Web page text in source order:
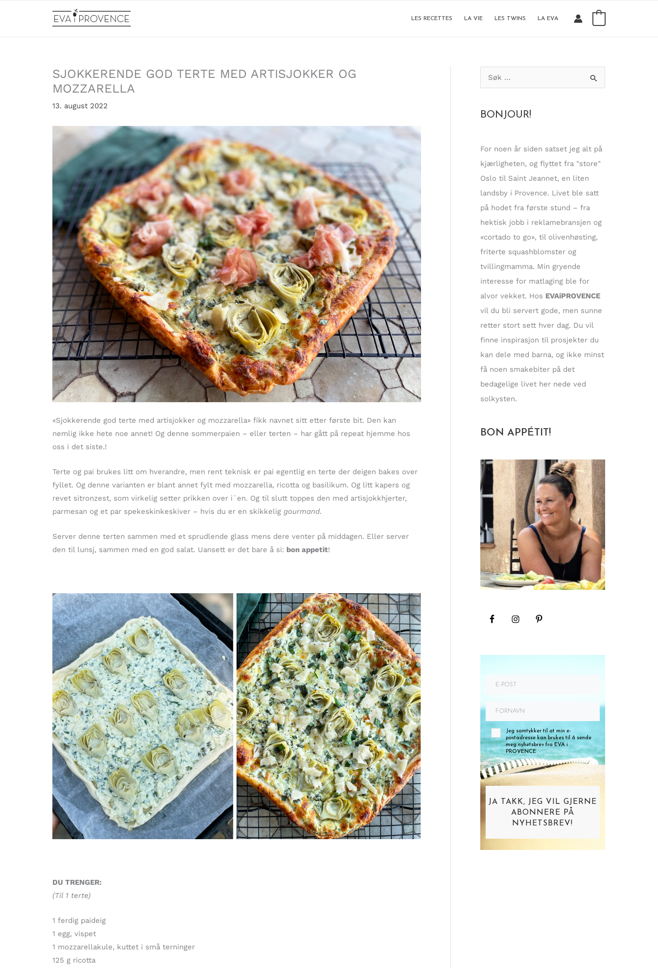
LES RECETTES LA VIE LES TWINS LA EVA
SJOKKERENDE GOD TERTE MED ARTISJOKKER OG
MOZZARELLA
13. august 2022
«Sjokkerende god terte med artisjokker og mozzarella» fikk navnet sitt etter første bit. Den kan
nemlig ikke hete noe annet! Og denne sommerpaien – eller terten – har gått på repeat hjemme hos
oss i det siste.!
Terte og pai brukes litt om hverandre, men rent teknisk er pai egentlig en terte der deigen bakes over
fyllet. Og denne varianten er blant annet fylt med mozzarella, ricotta og basilikum. Og litt kapers og
revet sitronzest, som virkelig setter prikken over i´en. Og til slutt toppes den med artisjokkhjerter,
parmesan og et par spekeskinkeskiver – hvis du er en skikkelig gourmand.
Server denne terten sammen med et sprudlende glass mens dere venter på middagen. Eller server
den til lunsj, sammen med en god salat. Uansett er det bare å si: bon appetit!
DU TRENGER:
(Til 1 terte)
1 ferdig paideig
1 egg, vispet
1 mozzarellakule, kuttet i små terninger
125 g ricotta
ø
e
t
e
r
:
BONJOUR!
For noen år siden satset jeg alt på
kjærligheten, og flyttet fra "store"
Oslo til Saint Jeannet, en liten
landsby i Provence. Livet ble satt
på hodet fra første stund – fra
hektisk jobb i reklamebransjen og
«cortado to go», til olivenhøsting,
friterte squashblomster og
tvillingmamma. Min gryende
interesse for matlaging ble for
alvor vekket. Hos EVAiPROVENCE
vil du bli servert gode, men sunne
retter stort sett hver dag. Du vil
finne inspirasjon til prosjekter du
kan dele med barna, og ikke minst
få noen smakebiter på det
bedagelige livet her nede ved
solkysten.
BON APPÉTIT!
Jeg samtykker til at min e-
postadresse kan brukes til å sende
meg nyhetsbrev fra EVA i
PROVENCE
JA TAKK, JEG VIL GJERNE
ABONNERE PÅ
NYHETSBREV!